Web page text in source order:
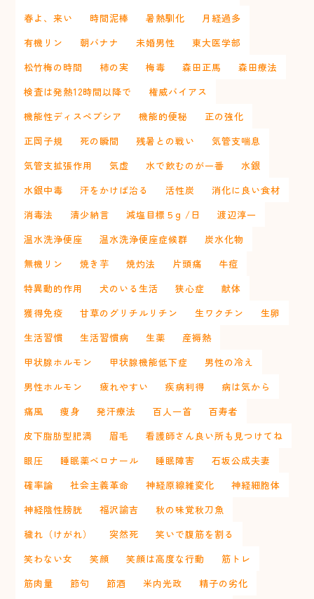
春よ、来い
時間泥棒 暑熱馴化
月経過多
有機リン
朝バナナ 未婚男性
東大医学部
松竹梅の時間
柿の実 梅毒 森田正馬
森田療法
検査は発熱12時間以降で
権威バイアス
機能性ディスペプシア
機能的便秘
正の強化
正岡子規
死の瞬間 残暑との戦い
気管支喘息
気管支拡張作用
気虚 水で飲むのが一番
水銀
水銀中毒
汗をかけば治る 活性炭
消化に良い食材
消毒法
清少納言 減塩目標５g /日
渡辺淳一
温水洗浄便座
温水洗浄便座症候群
炭水化物
無機リン
焼き芋 焼灼法 片頭痛
牛痘
特異動的作用
犬のいる生活 狭心症
献体
獲得免疫
甘草のグリチルリチン 生ワクチン
生卵
生活習慣
生活習慣病 生薬
産褥熱
甲状腺ホルモン
甲状腺機能低下症
男性の冷え
男性ホルモン
疲れやすい 疾病利得
病は気から
痛風
痩身 発汗療法 百人一首
百寿者
皮下脂肪型肥満
眉毛
看護師さん良い所も見つけてね
眼圧
睡眠薬ベロナール 睡眠障害
石坂公成夫妻
確率論
社会主義革命 神経原線維変化
神経細胞体
神経陰性膀胱
福沢諭吉
秋の味覚秋刀魚
穢れ（けがれ）
突然死
笑いで腹筋を割る
笑わない女
笑顔 笑顔は高度な行動
筋トレ
筋肉量
節句 節酒 米内光政
精子の劣化